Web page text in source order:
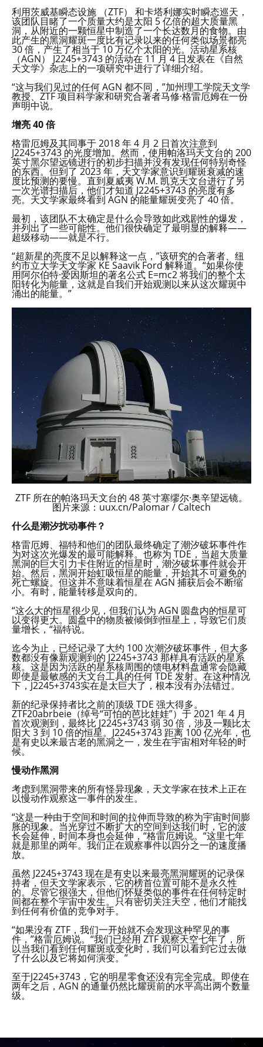
利用茨威基瞬态设施 （ZTF） 和卡塔利娜实时瞬态巡天，
该团队目睹了一个质量大约是太阳 5 亿倍的超大质量黑
洞，从附近的一颗恒星中制造了一个长达数月的食物。由
此产生的黑洞耀斑一度比有记录以来的任何类似场景都亮
30 倍，产生了相当于 10 万亿个太阳的光。活动星系核
（AGN） J2245+3743 的活动在 11 月 4 日发表在《自然
天文学》杂志上的一项研究中进行了详细介绍。
“这与我们见过的任何 AGN 都不同，”加州理工学院天文学
教授、ZTF 项目科学家和研究合著者马修·格雷厄姆在一份
声明中说。
增亮 40 倍
格雷厄姆及其同事于 2018 年 4 月 2 日首次注意到
J2245+3743 的光度增加。然而，使用帕洛玛天文台的 200
英寸黑尔望远镜进行的初步扫描并没有发现任何特别奇怪
的东西。但到了 2023 年，天文学家意识到耀斑衰减的速
度比预测的要慢。直到夏威夷 W.M. 凯克天文台进行了另
一次光谱扫描后，他们才知道 J2245+3743 的亮度有多
亮。天文学家最终看到 AGN 的能量耀斑变亮了 40 倍。
最初，该团队不太确定是什么会导致如此戏剧性的爆发，
并列出了一些可能性。他们很快确定了最明显的解释——
超级移动——就是不行。
“超新星的亮度不足以解释这一点，”该研究的合著者、纽
约市立大学天文学家 KE Saavik Ford 解释道。“如果你使
用阿尔伯特·爱因斯坦的著名公式 E=mc2 将我们的整个太
阳转化为能量，这就是自我们开始观测以来从这次耀斑中
涌出的能量。”
ZTF 所在的帕洛玛天文台的 48 英寸塞缪尔·奥辛望远镜。
图片来源：uux.cn/Palomar / Caltech
什么是潮汐扰动事件？
格雷厄姆、福特和他们的团队最终确定了潮汐破坏事件作
为对这次光爆发的最可能解释。也称为 TDE，当超大质量
黑洞的巨大引力卡住附近的恒星时，潮汐破坏事件就会开
始。然后，黑洞开始虹吸恒星的能量，开始其不可避免的
死亡螺旋。但这并不意味着恒星在 AGN 捕获后会不断缩
小。有时，能量转移是双向的。
“这么大的恒星很少见，但我们认为 AGN 圆盘内的恒星可
以变得更大。圆盘中的物质被倾倒到恒星上，导致它们质
量增长，“福特说。
迄今为止，已经记录了大约 100 次潮汐破坏事件，但大多
数都没有像新观测到的 J2245+3743 那样具有活跃的星系
核。这是因为活跃的星系核周围的馈电材料盘通常会隐藏
即使是最敏感的天文台工具的任何 TDE 发射。在这种情况
下，J2245+3743实在是太巨大了，根本没有办法错过。
新的纪录保持者比之前的顶级 TDE 强大得多。
ZTF20abrbeie（绰号“可怕的芭比娃娃”）于 2021 年 4 月
首次观测到，最终比 J2245+3743 弱 30 倍，涉及一颗比太
阳大 3 到 10 倍的恒星。J2245+3743 距离 100 亿光年，也
是有史以来最古老的黑洞之一，发生在宇宙相对年轻的时
候。
慢动作黑洞
考虑到黑洞带来的所有怪异现象，天文学家在技术上正在
以慢动作观察这一事件的发生。
“这是一种由于空间和时间的拉伸而导致的称为宇宙时间膨
胀的现象。当光穿过不断扩大的空间到达我们时，它的波
长会延伸，时间本身也会延伸，“格雷厄姆说。“这里七年
就是那里的两年。我们正在观察事件以四分之一的速度播
放。
虽然 J2245+3743 现在是有史以来最亮黑洞耀斑的记录保
持者，但天文学家表示，它的榜首位置可能不是永久性
的。尽管它很强大，但他们怀疑类似的事件在任何特定时
间都在整个宇宙中发生。只有密切关注天空，他们才能找
到任何有价值的竞争对手。
“如果没有 ZTF，我们一开始就不会发现这种罕见的事
件，”格雷厄姆说。“我们已经用 ZTF 观察天空七年了，所
以当我们看到任何耀斑或变化时，我们可以看到它过去做
了什么以及它将如何演变。”
至于J2245+3743，它的明星零食还没有完全完成。即使在
两年之后，AGN 的通量仍然比耀斑前的水平高出两个数量
级。